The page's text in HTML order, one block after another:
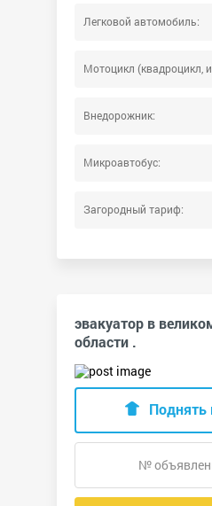
Легковой автомобиль:
Мотоцикл (квадроцикл,
Внедорожник:
Микроавтобус:
Загородный тариф:
эвакуатор в
области .
Поднять
№